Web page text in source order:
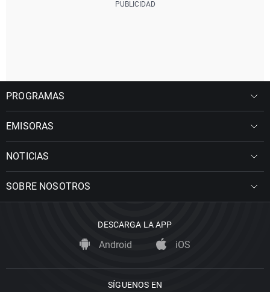
PROGRAMAS
EMISORAS
NOTICIAS
SOBRE NOSOTROS
DESCARGA LA APP
Android iOS
SÍGUENOS EN